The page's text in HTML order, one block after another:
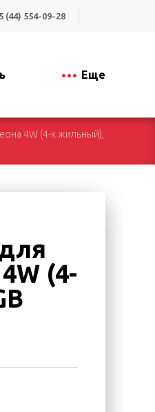
(44) 554-09-28
Еще
4W (4-х жильный),
(4-